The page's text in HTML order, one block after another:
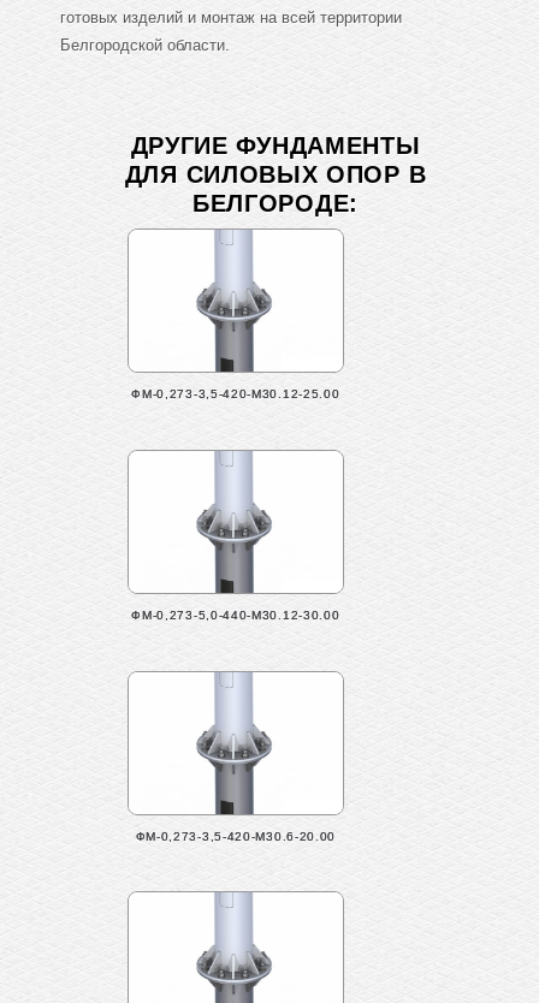
готовых изделий и монтаж на всей территории
Белгородской области.
ДРУГИЕ ФУНДАМЕНТЫ
ДЛЯ СИЛОВЫХ ОПОР В
БЕЛГОРОДЕ:
ФМ-0,273-3,5-420-М30.12-25.00
ФМ-0,273-5,0-440-М30.12-30.00
ФМ-0,273-3,5-420-М30.6-20.00